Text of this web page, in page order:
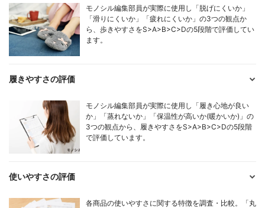
モノシル編集部員が実際に使用し「脱げにくいか」
「滑りにくいか」「疲れにくいか」の3つの観点か
ら、歩きやすさをS>A>B>C>Dの5段階で評価してい
ます。
履きやすさの評価
モノシル編集部員が実際に使用し「履き心地が良い
か」「蒸れないか」「保温性が高いか(暖かいか)」の
3つの観点から、履きやすさをS>A>B>C>Dの5段階
で評価しています。
使いやすさの評価
各商品の使いやすさに関する特徴を調査・比較。「丸